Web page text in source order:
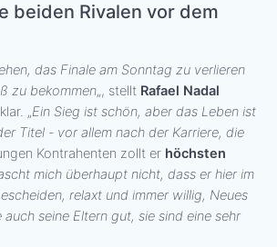
beiden Rivalen vor dem
das Finale am Sonntag zu verlieren
zu bekommen„, stellt Rafael Nadal
„Ein Sieg ist schön, aber das Leben ist
Titel - vor allem nach der Karriere, die
Kontrahenten zollt er höchsten
mich überhaupt nicht, dass er hier im
relaxt und immer willig, Neues
auch seine Eltern gut, sie sind eine sehr